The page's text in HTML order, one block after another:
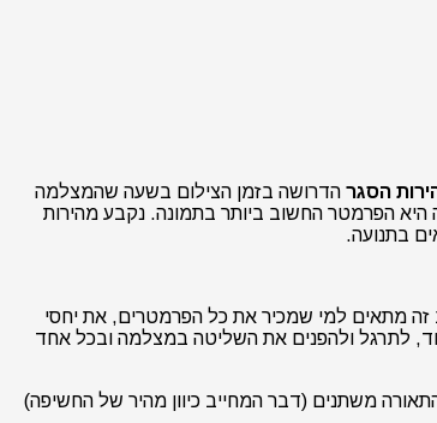
הסגר הדרושה בזמן הצילום בשעה שהמצלמה
הפרמטר החשוב ביותר בתמונה. נקבע מהירות
בתנועה.
זה מתאים למי שמכיר את כל הפרמטרים, את יחסי
לתרגל ולהפנים את השליטה במצלמה ובכל אחד
משתנים (דבר המחייב כיוון מהיר של החשיפה)